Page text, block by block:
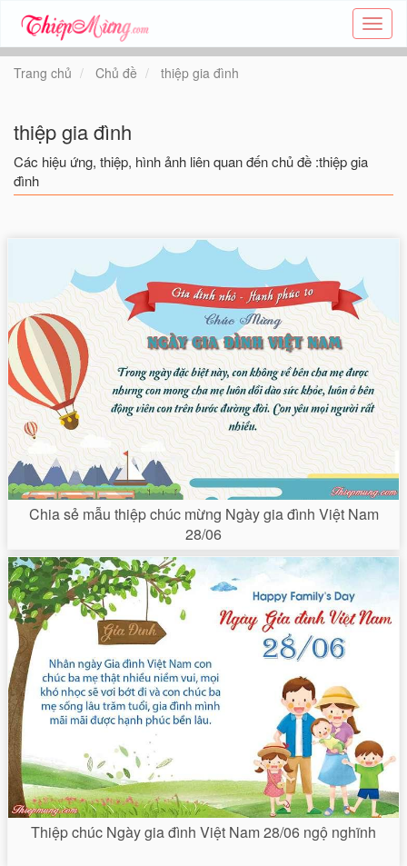
Tạo
thiệp
online
Trang chủ Chủ đề thiệp gia đình
thiệp gia đình
Các hiệu ứng, thiệp, hình ảnh liên quan đến chủ đề :thiệp gia
đình
Chia sẻ mẫu thiệp chúc mừng Ngày gia đình Việt Nam
28/06
Thiệp chúc Ngày gia đình Việt Nam 28/06 ngộ nghĩnh